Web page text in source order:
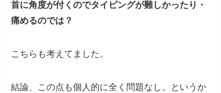
首に角度が付くのでタイピングが難しかったり・
痛めるのでは？
こちらも考えてました。
結論、この点も個人的に全く問題なし。というか